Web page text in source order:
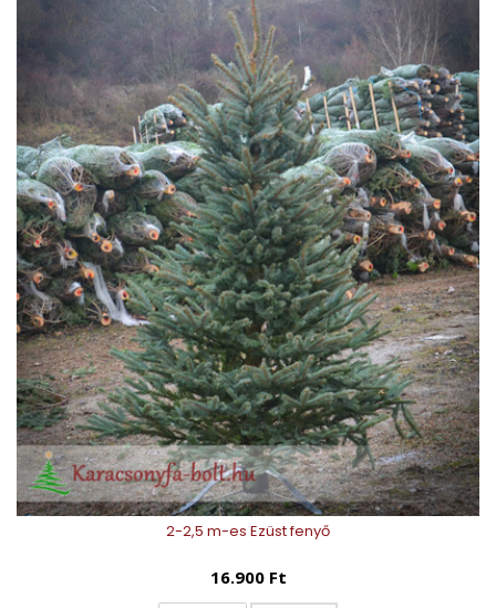
2-2,5 m-es Ezüst fenyő
16.900 Ft